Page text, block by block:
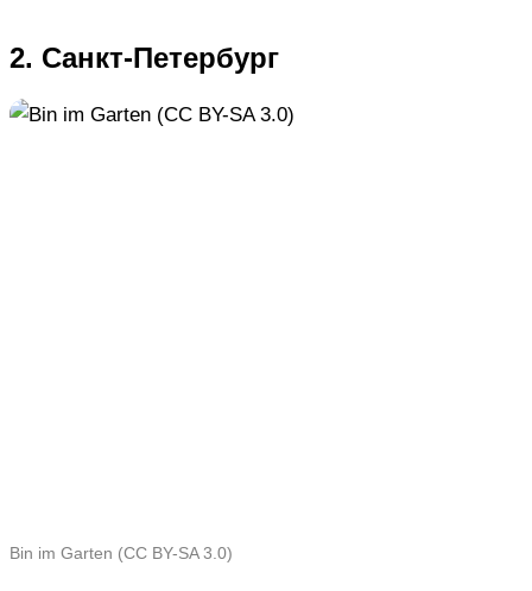
2. Санкт-Петербург
Bin im Garten (CC BY-SA 3.0)